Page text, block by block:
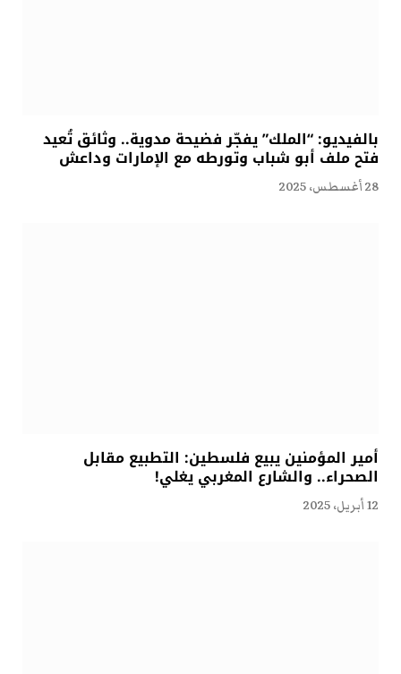
بالفيديو: “الملك” يفجّر فضيحة مدوية.. وثائق تُعيد
فتح ملف أبو شباب وتورطه مع الإمارات وداعش
28 أغسطس، 2025
أمير المؤمنين يبيع فلسطين: التطبيع مقابل
الصحراء.. والشارع المغربي يغلي!
12 أبريل، 2025